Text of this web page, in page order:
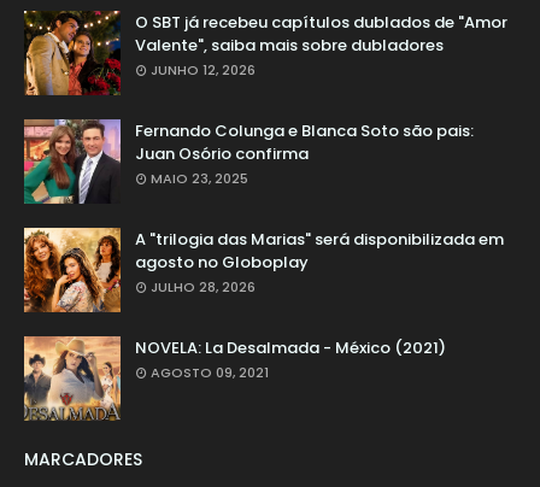
O SBT já recebeu capítulos dublados de "Amor
Valente", saiba mais sobre dubladores
JUNHO 12, 2026
Fernando Colunga e Blanca Soto são pais:
Juan Osório confirma
MAIO 23, 2025
A "trilogia das Marias" será disponibilizada em
agosto no Globoplay
JULHO 28, 2026
NOVELA: La Desalmada - México (2021)
AGOSTO 09, 2021
MARCADORES